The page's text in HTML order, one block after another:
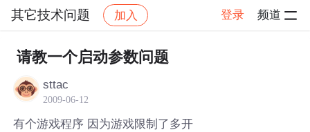
其它技术问题 加入 登录 频道
社区 其它技术问题 帖子详情
请教一个启动参数问题
sttac
2009-06-12
有个游戏程序 因为游戏限制了多开